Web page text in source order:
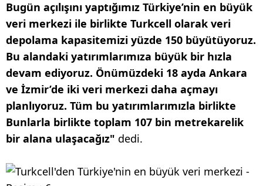
Bugün açılışını yaptığımız Türkiye’nin en büyük
veri merkezi ile birlikte Turkcell olarak veri
depolama kapasitemizi yüzde 150 büyütüyoruz.
Bu alandaki yatırımlarımıza büyük bir hızla
devam ediyoruz. Önümüzdeki 18 ayda Ankara
ve İzmir’de iki veri merkezi daha açmayı
planlıyoruz. Tüm bu yatırımlarımızla birlikte
Bunlarla birlikte toplam 107 bin metrekarelik
bir alana ulaşacağız" dedi.